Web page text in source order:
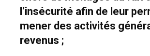
l’insécurité afin de leur
mener des activités
revenus ;